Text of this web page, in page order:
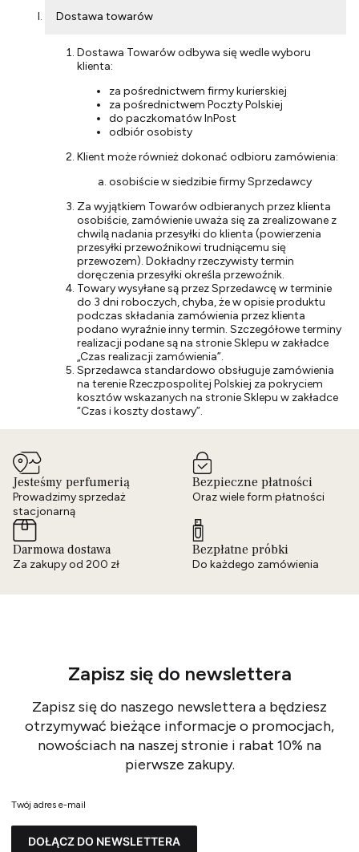
Dostawa towarów
Dostawa Towarów odbywa się wedle wyboru
klienta:
za pośrednictwem firmy kurierskiej
za pośrednictwem Poczty Polskiej
do paczkomatów InPost
odbiór osobisty
Klient może również dokonać odbioru zamówienia:
osobiście w siedzibie firmy Sprzedawcy
Za wyjątkiem Towarów odbieranych przez klienta
osobiście, zamówienie uważa się za zrealizowane z
chwilą nadania przesyłki do klienta (powierzenia
przesyłki przewoźnikowi trudniącemu się
przewozem). Dokładny rzeczywisty termin
doręczenia przesyłki określa przewoźnik.
Towary wysyłane są przez Sprzedawcę w terminie
do 3 dni roboczych, chyba, że w opisie produktu
podczas składania zamówienia przez klienta
podano wyraźnie inny termin. Szczegółowe terminy
realizacji podane są na stronie Sklepu w zakładce
„Czas realizacji zamówienia”.
Sprzedawca standardowo obsługuje zamówienia
na terenie Rzeczpospolitej Polskiej za pokryciem
kosztów wskazanych na stronie Sklepu w zakładce
“Czas i koszty dostawy”.
Jesteśmy perfumerią
Prowadzimy sprzedaż
stacjonarną
Bezpieczne płatności
Oraz wiele form płatności
Darmowa dostawa
Za zakupy od 200 zł
Bezpłatne próbki
Do każdego zamówienia
Zapisz się do newslettera
Zapisz się do naszego newslettera a będziesz
otrzymywać bieżące informacje o promocjach,
nowościach na naszej stronie i rabat 10% na
pierwsze zakupy.
Twój adres e-mail
DOŁĄCZ DO NEWSLETTERA